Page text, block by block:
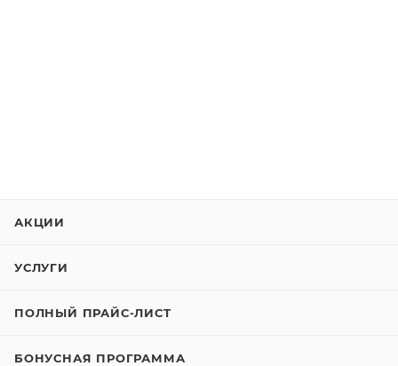
АКЦИИ
УСЛУГИ
ПОЛНЫЙ ПРАЙС-ЛИСТ
БОНУСНАЯ ПРОГРАММА